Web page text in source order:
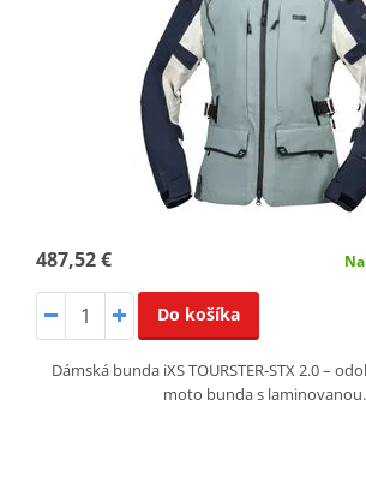
487,52 €
Do košíka
Dámská bunda iXS TOURSTER‑STX 2.0 –
moto bunda s